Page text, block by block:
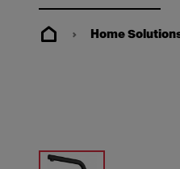
Home